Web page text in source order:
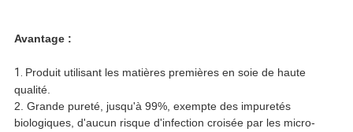
Avantage :
1. Produit utilisant les matières premières en soie de haute
qualité.
2. Grande pureté, jusqu'à 99%, exempte des impuretés
biologiques, d'aucun risque d'infection croisée par les micro-